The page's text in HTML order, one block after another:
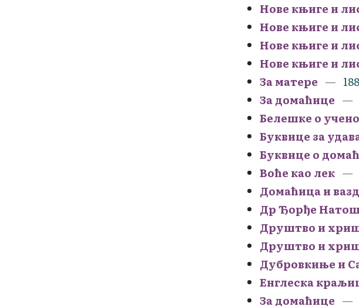
Нове књиге и
Нове књиге и
Нове књиге и
Нове књиге и
За матере
За домаћице
Белешке о
Буквице за
Буквице о
Воће као лек
Домаћица и
Др Ђорђе
Друштво и
Друштво и
Дубровкиње и
Енглеска
За домаћице